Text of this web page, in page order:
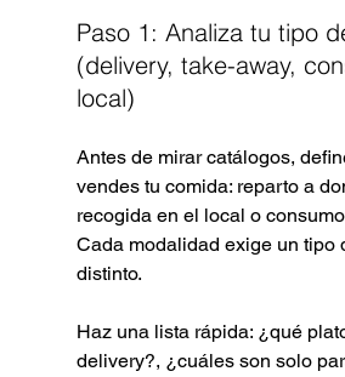
Paso 1: Analiza tu tipo
(delivery, take-away,
local)
Antes de mirar catálogos,
vendes tu comida: reparto a
recogida en el local o
Cada modalidad exige un tipo
distinto.
Haz una lista rápida: ¿qué
delivery?, ¿cuáles son solo